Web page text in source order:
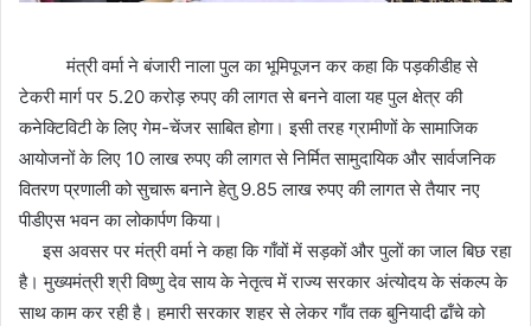
मंत्री वर्मा ने बंजारी नाला पुल का भूमिपूजन कर कहा कि पड़कीडीह से
टेकरी मार्ग पर 5.20 करोड़ रुपए की लागत से बनने वाला यह पुल क्षेत्र की
कनेक्टिविटी के लिए गेम-चेंजर साबित होगा। इसी तरह ग्रामीणों के सामाजिक
आयोजनों के लिए 10 लाख रुपए की लागत से निर्मित सामुदायिक और सार्वजनिक
वितरण प्रणाली को सुचारू बनाने हेतु 9.85 लाख रुपए की लागत से तैयार नए
पीडीएस भवन का लोकार्पण किया।
इस अवसर पर मंत्री वर्मा ने कहा कि गाँवों में सड़कों और पुलों का जाल बिछ रहा
है। मुख्यमंत्री श्री विष्णु देव साय के नेतृत्व में राज्य सरकार अंत्योदय के संकल्प के
साथ काम कर रही है। हमारी सरकार शहर से लेकर गाँव तक बुनियादी ढाँचे को